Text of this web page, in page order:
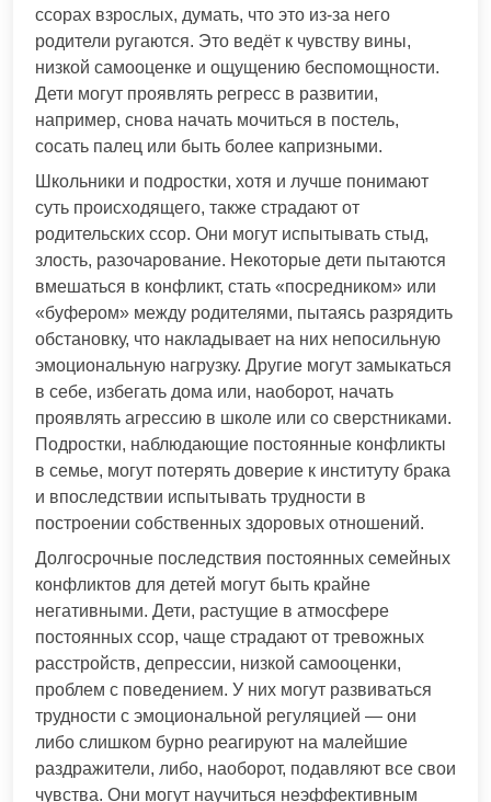
ссорах взрослых, думать, что это из-за него
родители ругаются. Это ведёт к чувству вины,
низкой самооценке и ощущению беспомощности.
Дети могут проявлять регресс в развитии,
например, снова начать мочиться в постель,
сосать палец или быть более капризными.
Школьники и подростки, хотя и лучше понимают
суть происходящего, также страдают от
родительских ссор. Они могут испытывать стыд,
злость, разочарование. Некоторые дети пытаются
вмешаться в конфликт, стать «посредником» или
«буфером» между родителями, пытаясь разрядить
обстановку, что накладывает на них непосильную
эмоциональную нагрузку. Другие могут замыкаться
в себе, избегать дома или, наоборот, начать
проявлять агрессию в школе или со сверстниками.
Подростки, наблюдающие постоянные конфликты
в семье, могут потерять доверие к институту брака
и впоследствии испытывать трудности в
построении собственных здоровых отношений.
Долгосрочные последствия постоянных семейных
конфликтов для детей могут быть крайне
негативными. Дети, растущие в атмосфере
постоянных ссор, чаще страдают от тревожных
расстройств, депрессии, низкой самооценки,
проблем с поведением. У них могут развиваться
трудности с эмоциональной регуляцией — они
либо слишком бурно реагируют на малейшие
раздражители, либо, наоборот, подавляют все свои
чувства. Они могут научиться неэффективным